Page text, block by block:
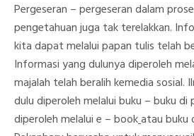
Pergeseran – pergeseran dalam
pengetahuan juga tak terelakkan.
kita dapat melalui papan tulis telah
Informasi yang dulunya diperoleh
majalah telah beralih kemedia sosial.
dulu diperoleh melalui buku – buku di
diperoleh melaluie – bookatau buku